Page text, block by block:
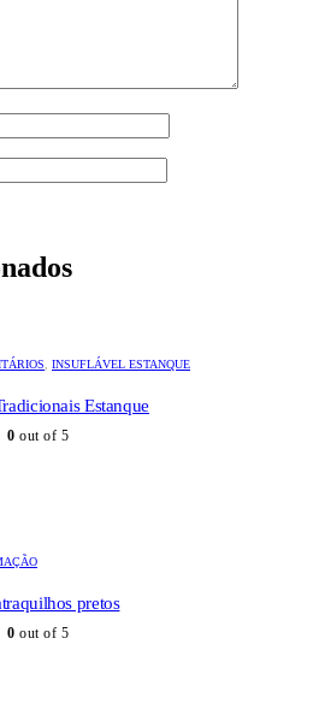
INSUFLÁVEL ESTANQUE
Estanque
0 out of 5
pretos
0 out of 5